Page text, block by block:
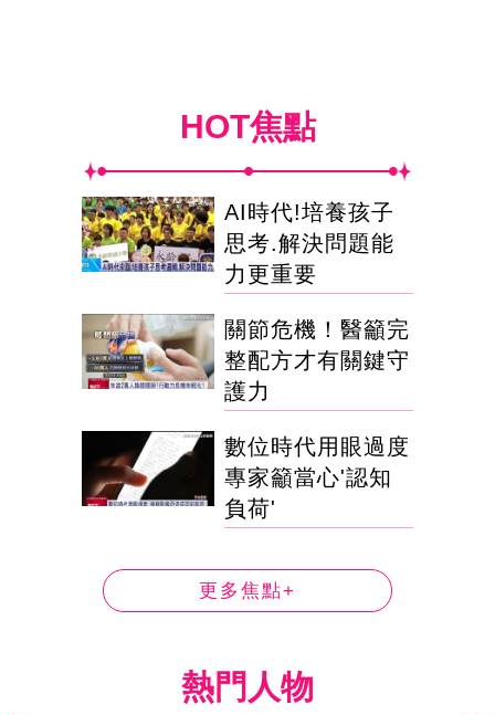
HOT焦點
AI時代!培養孩子
思考.解決問題能
力更重要
關節危機！醫籲完
整配方才有關鍵守
護力
數位時代用眼過度
專家籲當心'認知
負荷'
更多焦點+
熱門人物